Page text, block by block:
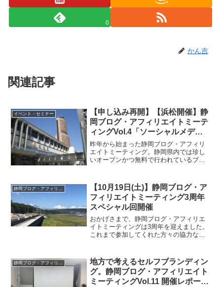
0
かん吉
関連記事
イベント・セミナー
【申し込み再開】【浜松開催】静
岡ブログ・アフィリエイトミーテ
ィングVol.4「ソーシャルメディ
ア活用法」を開催します
#shizublog
昨年から始まった静岡ブログ・アフィリ
エイトミーティング。静岡県内では珍し
いオープンかつ無料で行われているブロ
「浜松開催」です！2016年2月14日(火)18
時30分か...
【10月19日(土)】静岡ブログ・ア
フィリエイトミーティング3周年
スペシャル回開催
おかげさまで、静岡ブログ・アフィリエ
イトミーティングは3周年を迎えました。
これまで参加してくれた方々の協力なく
て、スペシャル回を開催します。静岡ブ
ログ・アフィリエイト...
静岡ブログ・アフィリエイトミーティング
地方で考えるセルフブランディン
グ。静岡ブログ・アフィリエイト
ミーティングVol.11 開催レポート